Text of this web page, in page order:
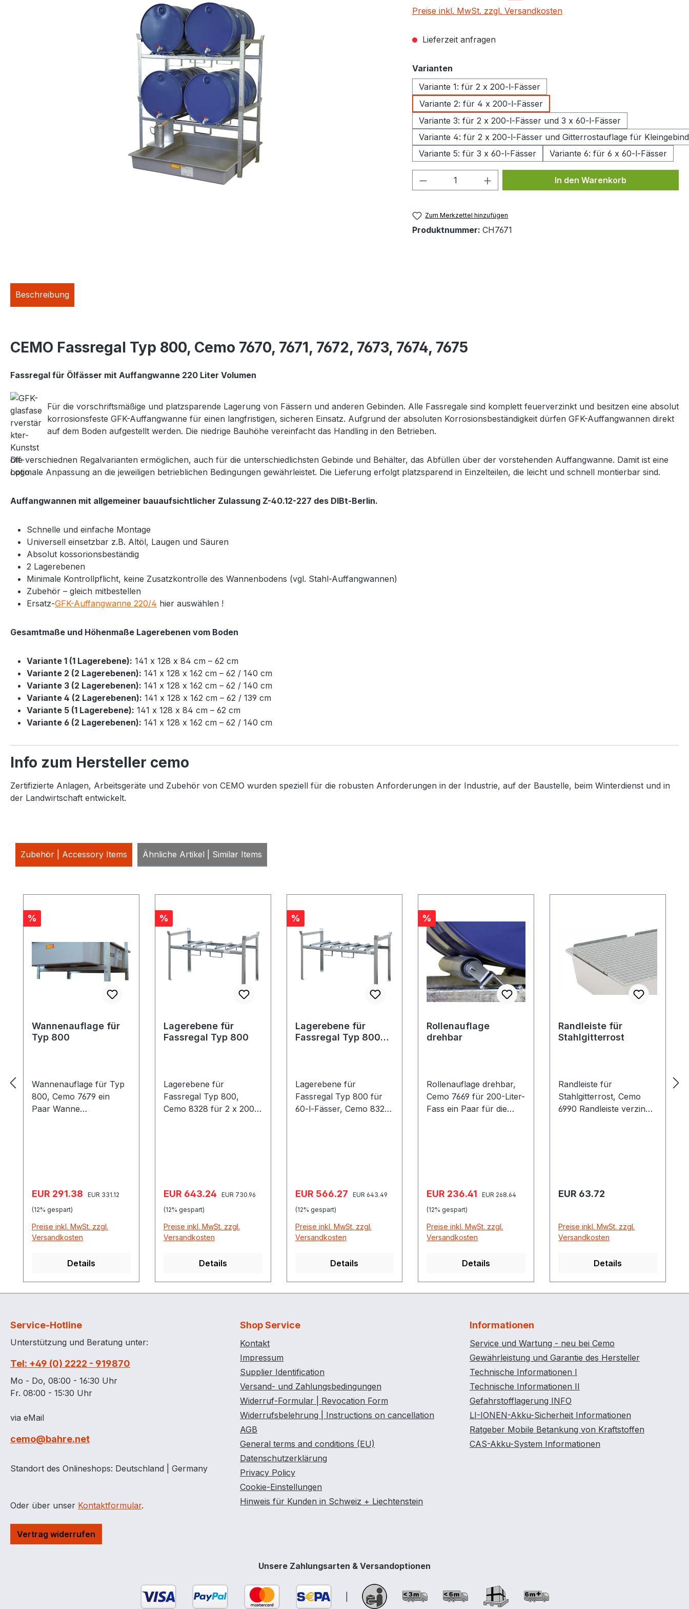
Preise inkl. MwSt. zzgl. Versandkosten
Lieferzeit anfragen
Varianten
Variante 1: für 2 x 200-l-Fässer
Variante 2: für 4 x 200-l-Fässer
Variante 3: für 2 x 200-l-Fässer und 3 x 60-l-Fässer
Variante 4: für 2 x 200-l-Fässer und Gitterrostauflage für
Variante 5: für 3 x 60-l-Fässer
Variante 6: für 6 x 60-l-Fässer
Produkt Anzahl: Gib den gewünschten Wert
In den Warenkorb
Zum Merkzettel hinzufügen
Produktnummer: CH7671
Beschreibung
CEMO Fassregal Typ 800, Cemo 7670, 7671, 7672, 7673, 7674, 7675
Fassregal für Ölfässer mit Auffangwanne 220 Liter Volumen
Für die vorschriftsmäßige und platzsparende Lagerung von Fässern und anderen Gebinden. Alle Fassregale sind komplett feuerverzinkt und besitzen eine absolut
korrosionsfeste GFK-Auffangwanne für einen langfristigen, sicheren Einsatz. Aufgrund der absoluten Korrosionsbeständigkeit dürfen GFK-Auffangwannen direkt
auf dem Boden aufgestellt werden. Die niedrige Bauhöhe vereinfacht das Handling in den Betrieben.
Die verschiednen Regalvarianten ermöglichen, auch für die unterschiedlichsten Gebinde und Behälter, das Abfüllen über der vorstehenden Auffangwanne. Damit ist eine
optimale Anpassung an die jeweiligen betrieblichen Bedingungen gewährleistet. Die Lieferung erfolgt platzsparend in Einzelteilen, die leicht und schnell montierbar sind.
Auffangwannen mit allgemeiner bauaufsichtlicher Zulassung Z-40.12-227 des DIBt-Berlin.
Schnelle und einfache Montage
Universell einsetzbar z.B. Altöl, Laugen und Säuren
Absolut kossorionsbeständig
2 Lagerebenen
Minimale Kontrollpflicht, keine Zusatzkontrolle des Wannenbodens (vgl. Stahl-Auffangwannen)
Zubehör – gleich mitbestellen
Ersatz-GFK-Auffangwanne 220/4 hier auswählen !
Gesamtmaße und Höhenmaße Lagerebenen vom Boden
Variante 1 (1 Lagerebene): 141 x 128 x 84 cm – 62 cm
Variante 2 (2 Lagerebenen): 141 x 128 x 162 cm – 62 / 140 cm
Variante 3 (2 Lagerebenen): 141 x 128 x 162 cm – 62 / 140 cm
Variante 4 (2 Lagerebenen): 141 x 128 x 162 cm – 62 / 139 cm
Variante 5 (1 Lagerebene): 141 x 128 x 84 cm – 62 cm
Variante 6 (2 Lagerebenen): 141 x 128 x 162 cm – 62 / 140 cm
Info zum Hersteller cemo
Zertifizierte Anlagen, Arbeitsgeräte und Zubehör von CEMO wurden speziell für die robusten Anforderungen in der Industrie, auf der Baustelle, beim Winterdienst und in
der Landwirtschaft entwickelt.
Zubehör | Accessory Items Ähnliche Artikel | Similar Items
Rabatt
%
Wannenauflage für
Typ 800
Wannenauflage für Typ
800, Cemo 7679 ein
Paar Wanne
Verkaufspreis:
EUR 291.38 Regulärer Preis:
EUR 331.12
(12% gespart)
Preise inkl. MwSt. zzgl.
Versandkosten
Details
Rabatt
%
Lagerebene für
Fassregal Typ 800
Lagerebene für
Fassregal Typ 800,
Cemo 8328 für 2 x 200-
Verkaufspreis:
EUR 643.24 Regulärer Preis:
EUR 730.96
(12% gespart)
Preise inkl. MwSt. zzgl.
Versandkosten
Details
Rabatt
%
Lagerebene für
Fassregal Typ 800
Lagerebene für
Fassregal Typ 800 für
60-l-Fässer, Cemo 8329
Verkaufspreis:
EUR 566.27 Regulärer Preis:
EUR 643.49
(12% gespart)
Preise inkl. MwSt. zzgl.
Versandkosten
Details
Rabatt
%
Rollenauflage
drehbar
Rollenauflage drehbar,
Cemo 7669 für 200-Liter-
Fass ein Paar für die
Lagerebene vom Boden
66 cm
Verkaufspreis:
EUR 236.41 Regulärer Preis:
EUR 268.64
(12% gespart)
Preise inkl. MwSt. zzgl.
Versandkosten
Details
Randleiste für
Stahlgitterrost
Randleiste für
Stahlgitterrost, Cemo
6990 Randleiste verzinkt
Regulärer Preis:
EUR 63.72
Preise inkl. MwSt. zzgl.
Versandkosten
Details
Service-Hotline
Unterstützung und Beratung unter:
Tel: +49 (0) 2222 - 919870
Mo - Do, 08:00 - 16:30 Uhr
Fr. 08:00 - 15:30 Uhr
via eMail
cemo@bahre.net
Standort des Onlineshops: Deutschland | Germany
Oder über unser Kontaktformular.
Vertrag widerrufen
Shop Service
Kontakt
Impressum
Supplier Identification
Versand- und Zahlungsbedingungen
Widerruf-Formular | Revocation Form
Widerrufsbelehrung | Instructions on cancellation
AGB
General terms and conditions (EU)
Datenschutzerklärung
Privacy Policy
Cookie-Einstellungen
Hinweis für Kunden in Schweiz + Liechtenstein
Informationen
Service und Wartung - neu bei Cemo
Gewährleistung und Garantie des Hersteller
Technische Informationen I
Technische Informationen II
Gefahrstofflagerung INFO
LI-IONEN-Akku-Sicherheit Informationen
Ratgeber Mobile Betankung von Kraftstoffen
CAS-Akku-System Informationen
Unsere Zahlungsarten & Versandoptionen